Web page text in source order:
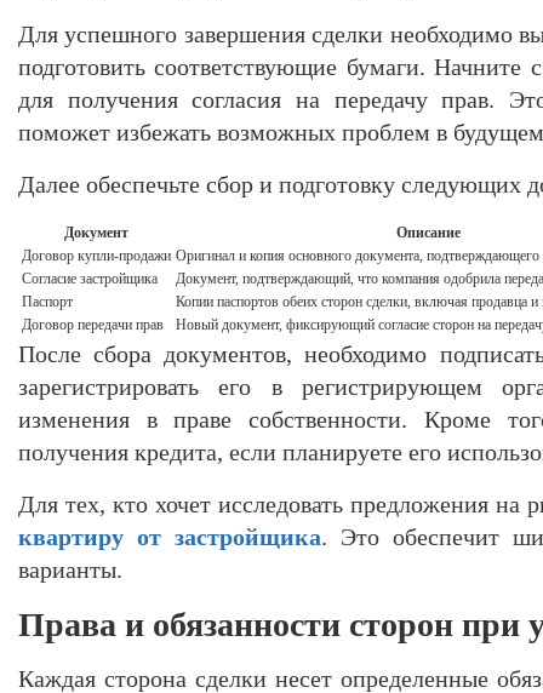
Для успешного завершения сделки необходимо
подготовить соответствующие бумаги. Начните
для получения согласия на передачу прав.
поможет избежать возможных проблем в
Далее обеспечьте сбор и подготовку следующих
Документ
Описание
Договор купли-продажи Оригинал и копия основного документа, подтверждающего
Согласие застройщика
Документ, подтверждающий, что компания одобрила
Паспорт
Копии паспортов обеих сторон сделки, включая продавца и
Договор передачи прав
Новый документ, фиксирующий согласие сторон на
После сбора документов, необходимо
зарегистрировать его в регистрирующем
изменения в праве собственности. Кроме
получения кредита, если планируете его
Для тех, кто хочет исследовать предложения на
квартиру от застройщика. Это обеспечит
варианты.
Права и обязанности сторон при
Каждая сторона сделки несет определенные